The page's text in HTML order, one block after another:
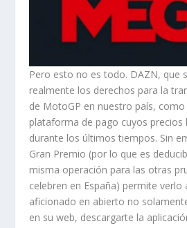
Pero esto no es todo. DAZN, que
realmente los derechos para la
de MotoGP en nuestro país, como
plataforma de pago cuyos precios
durante los últimos tiempos. Sin
Gran Premio (por lo que es
misma operación para las otras
celebren en España) permite verlo
aficionado en abierto no
en su web, descargarte la